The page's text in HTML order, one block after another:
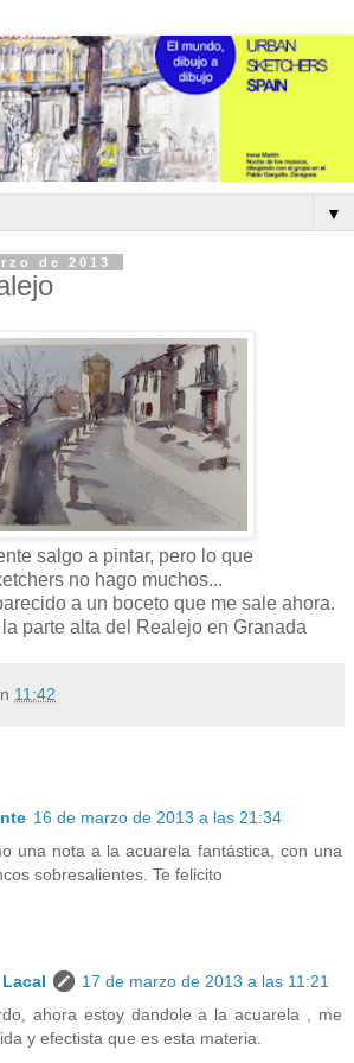
▼
de 2013
salgo a pintar, pero lo que
no hago muchos...
a un boceto que me sale ahora.
parte alta del Realejo en Granada
11:42
16 de marzo de 2013 a las 21:34
una nota a la acuarela fantástica, con una
sobresalientes. Te felicito
17 de marzo de 2013 a las 11:21
ahora estoy dandole a la acuarela , me
y efectista que es esta materia.